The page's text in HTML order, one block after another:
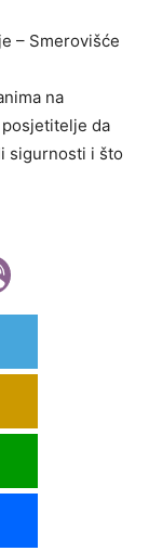
– Smerovišće
na
da
sigurnosti i što